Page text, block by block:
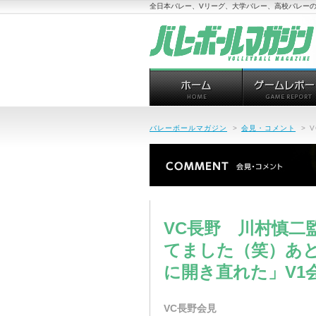
全日本バレー、Vリーグ、大学バレー、高校バレー
バレーボールマガジン > 会見・コメント >
VC長野 川村慎二
てました（笑）あ
に開き直れた」V1
VC長野会見